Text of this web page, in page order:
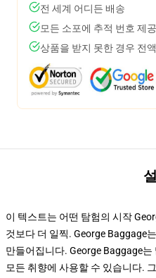
전 세계 어디든 배송
모든 소포에 추적 번호 제공
상품을 받지 못한 경우 전
이 텍스트는 어떤 탐험의 시작
것보다 더 일찍. George Baggage
만들어집니다. George Baggage
모든 취향에 사용할 수 있습니다.